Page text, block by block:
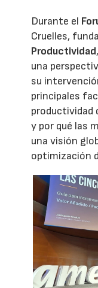
Durante el
Cruelles,
Productividad
una
su
principales
productividad
y por qué las
una visión
optimización